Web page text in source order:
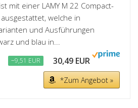
mit einer LAMY M 22 Compact-
welche in
und Ausführungen
und blau in...
−9,51 EUR 30,49 EUR
*Zum Angebot »